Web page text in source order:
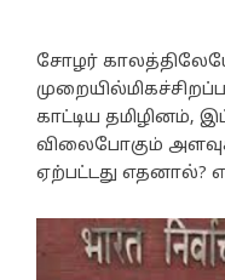
சோழர்
காட்டிய தமிழினம்,
விலைபோகும்
ஏற்பட்டது எதனால்?